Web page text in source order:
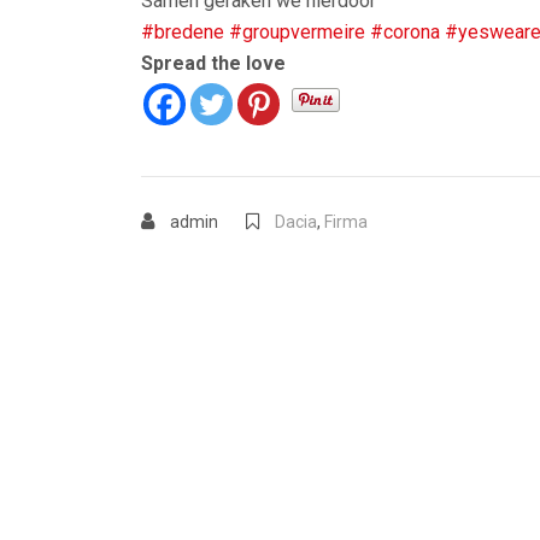
#bredene #groupvermeire #corona
Spread the love
admin Dacia, Firma